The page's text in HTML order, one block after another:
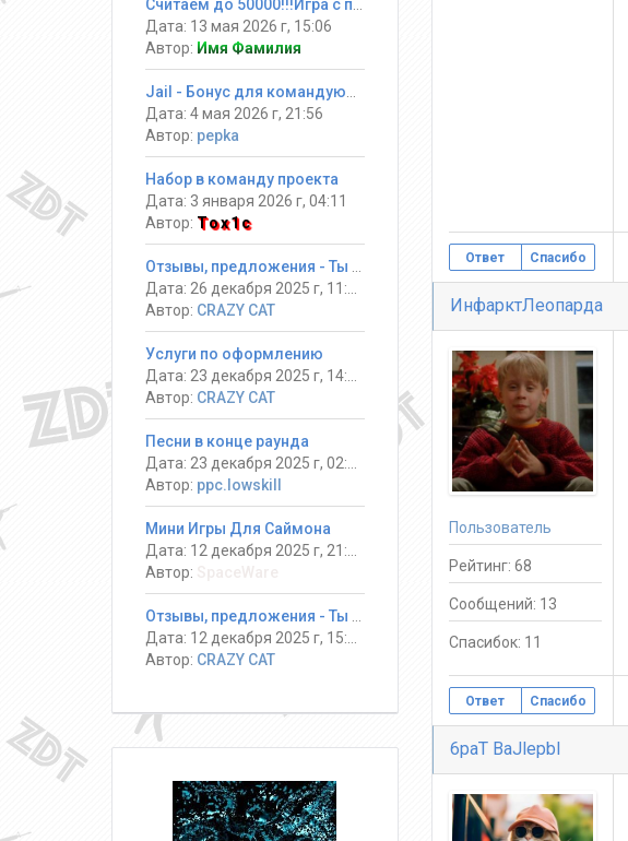
Ответ Спасибо
ИнфарктЛеопарда
Пользователь
Рейтинг: 68
Сообщений: 13
Спасибок: 11
Ответ Спасибо
6paT BaJlepbl
Дата: 13 мая 2026 г, 15:06
Автор: Имя Фамилия
Дата: 4 мая 2026 г, 21:56
Автор: pepka
Набор в команду проекта
Дата: 3 января 2026 г, 04:11
Автор: Tox1c
Автор: CRAZY CAT
Услуги по оформлению
Автор: CRAZY CAT
Песни в конце раунда
Автор: ppc.lowskill
Мини Игры Для Саймона
Автор:
Автор: CRAZY CAT